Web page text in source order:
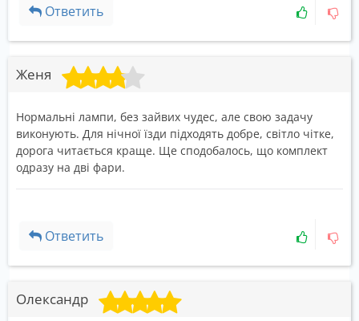
Ответить
Женя
Нормальні лампи, без зайвих чудес, але свою задачу
виконують. Для нічної їзди підходять добре, світло чітке,
дорога читається краще. Ще сподобалось, що комплект
одразу на дві фари.
Ответить
Олександр